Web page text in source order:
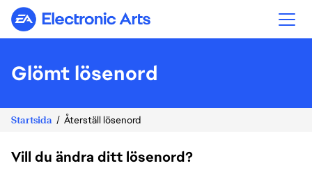
Electronic Arts
Glömt lösenord
Startsida Återställ lösenord
Vill du ändra ditt lösenord?